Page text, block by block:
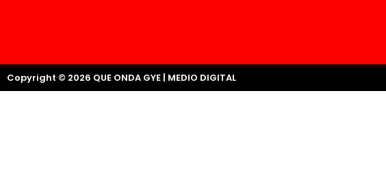
Copyright © 2026 QUE ONDA GYE | MEDIO DIGITAL